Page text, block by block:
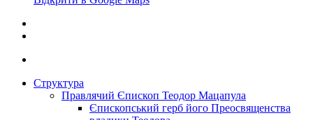
Структура
Правлячий Єпископ Теодор Мацапула
Єпископський герб його Преосвященства